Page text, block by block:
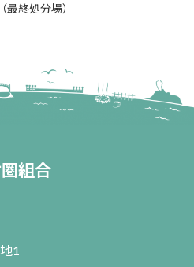
終処分場）
組合
1